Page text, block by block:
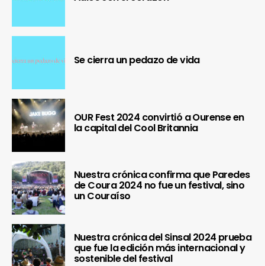
Se cierra un pedazo de vida
OUR Fest 2024 convirtió a Ourense en
la capital del Cool Britannia
Nuestra crónica confirma que Paredes
de Coura 2024 no fue un festival, sino
un Couraíso
Nuestra crónica del Sinsal 2024 prueba
que fue la edición más internacional y
sostenible del festival